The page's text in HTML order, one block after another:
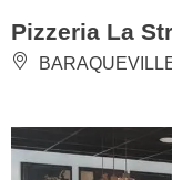
Pizzeria La